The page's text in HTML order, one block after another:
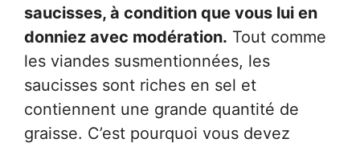
saucisses, à condition que vous lui en
donniez avec modération. Tout comme
les viandes susmentionnées, les
saucisses sont riches en sel et
contiennent une grande quantité de
graisse. C’est pourquoi vous devez